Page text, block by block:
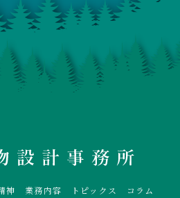
神 業務内容 トピックス コラム